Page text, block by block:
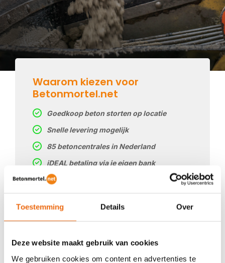
Toestemming Details Over
Deze website maakt gebruik van cookies
We gebruiken cookies om content en advertenties te
Waarom kiezen voor
Betonmortel.net
Goedkoop beton storten op locatie
Snelle levering mogelijk
85 betoncentrales in Nederland
iDEAL betaling via je eigen bank
Prijs op basis van uw postcode
Veilig betalen met: